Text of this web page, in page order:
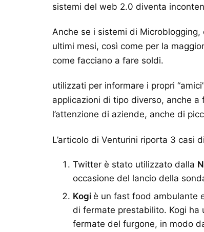
sistemi del web 2.0 diventa
Anche se i sistemi di
ultimi mesi, così come per la
come facciano a fare soldi.
utilizzati per informare i propri
applicazioni di tipo diverso, anche
l’attenzione di aziende, anche di
L’articolo di Venturini riporta 3 casi
Twitter è stato utilizzato dalla
occasione del lancio della
Kogi è un fast food ambulante
di fermate prestabilito. Kogi ha
fermate del furgone, in modo